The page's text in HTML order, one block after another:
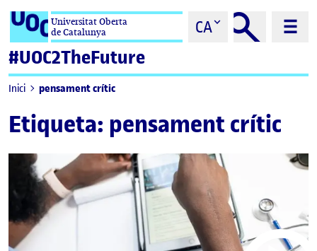
Saltar al contingutUniversitat Oberta
de Catalunya
CA
#UOC2TheFuture
Inici pensament crític
Etiqueta: pensament crític